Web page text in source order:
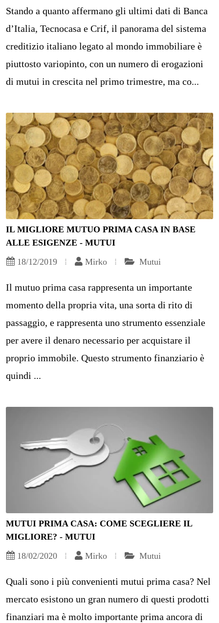
Stando a quanto affermano gli ultimi dati di Banca
d’Italia, Tecnocasa e Crif, il panorama del sistema
creditizio italiano legato al mondo immobiliare è
piuttosto variopinto, con un numero di erogazioni
di mutui in crescita nel primo trimestre, ma co...
IL MIGLIORE MUTUO PRIMA CASA IN BASE
ALLE ESIGENZE - MUTUI
18/12/2019
Mirko Mutui
Il mutuo prima casa rappresenta un importante
momento della propria vita, una sorta di rito di
passaggio, e rappresenta uno strumento essenziale
per avere il denaro necessario per acquistare il
proprio immobile. Questo strumento finanziario è
quindi ...
MUTUI PRIMA CASA: COME SCEGLIERE IL
MIGLIORE? - MUTUI
18/02/2020
Mirko Mutui
Quali sono i più convenienti mutui prima casa? Nel
mercato esistono un gran numero di questi prodotti
finanziari ma è molto importante prima ancora di